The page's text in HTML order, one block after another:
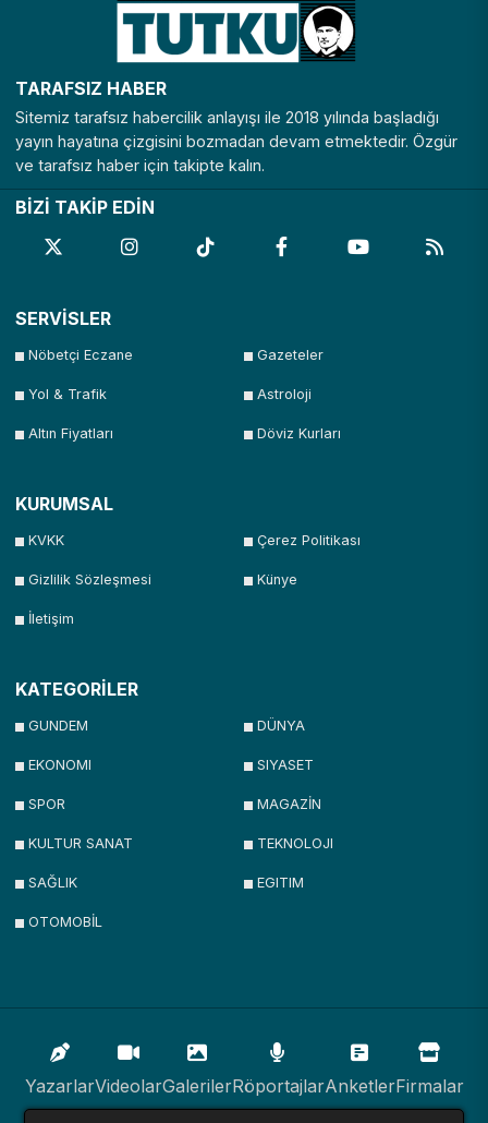
TARAFSIZ HABER
Sitemiz tarafsız habercilik anlayışı ile 2018 yılında başladığı
yayın hayatına çizgisini bozmadan devam etmektedir. Özgür
ve tarafsız haber için takipte kalın.
BİZİ TAKİP EDİN
SERVİSLER
Nöbetçi Eczane Gazeteler
Yol & Trafik Astroloji
Altın Fiyatları Döviz Kurları
KURUMSAL
KVKK Çerez Politikası
Gizlilik Sözleşmesi Künye
İletişim
KATEGORİLER
GUNDEM DÜNYA
EKONOMI SIYASET
SPOR MAGAZİN
KULTUR SANAT TEKNOLOJI
SAĞLIK EGITIM
OTOMOBİL
YazarlarVideolarGalerilerRöportajlarAnketlerFirmalar